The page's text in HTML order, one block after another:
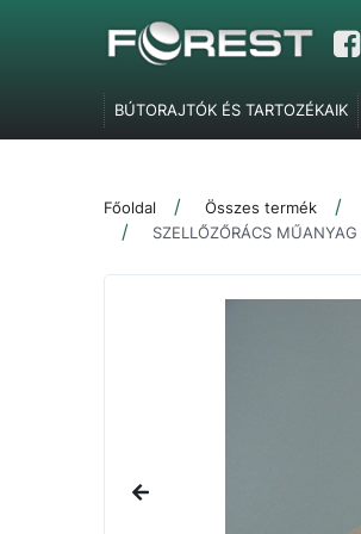
BÚTORAJTÓK ÉS TARTOZÉKAIK
GARDRÓBELEMEK,
SZERELVÉNYEK
IRODABÚTOR
Főoldal Összes termék
SZELLŐZŐRÁCS